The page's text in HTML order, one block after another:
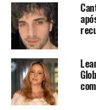
Além disso, ela
Carlinhos Maia
mesmo ela tendo
outras intenções
dormia.
“Você tentou me